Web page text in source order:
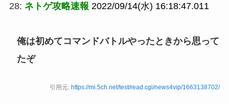
28: ネトゲ攻略速報 2022/09/14(水) 16:18:47.011
俺は初めてコマンドバトルやったときから思って
たぞ
引用元:https://mi.5ch.net/test/read.cgi/news4vip/1663138702/